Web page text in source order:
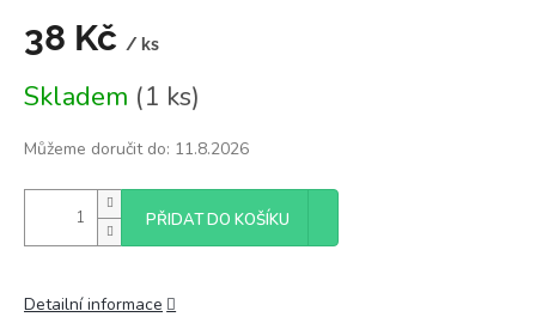
38 Kč / ks
cena:
Skladem (1 ks)
Můžeme doručit do: 11.8.2026
PŘIDAT DO KOŠÍKU
Detailní informace